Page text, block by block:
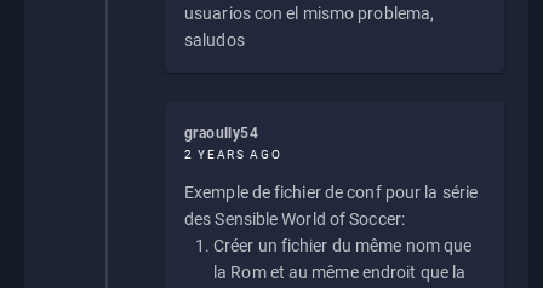
usuarios con el mismo problema,
saludos
graoully54
2 YEARS AGO
Exemple de fichier de conf pour la série
des Sensible World of Soccer:
Créer un fichier du même nom que
la Rom et au même endroit que la